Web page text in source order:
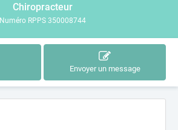
Chiropracteur
Numéro RPPS 350008744
Envoyer un message